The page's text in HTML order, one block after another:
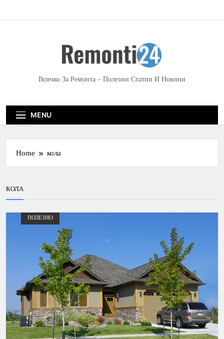
e
Всичко За Ремонта – Полезни Статии И Новини
MENU
Home кола
КОЛА
ПОЛЕЗНО